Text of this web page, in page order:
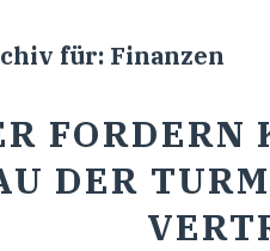
für: Finanzen
DER